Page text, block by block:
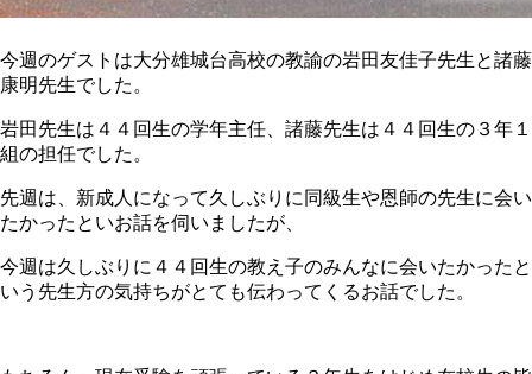
今週のゲストは大分雄城台高校の教諭の岩田友佳子先生と諸藤
康明先生でした。
岩田先生は４４回生の学年主任、諸藤先生は４４回生の３年１
組の担任でした。
先週は、新成人になって久しぶりに同級生や恩師の先生に会い
たかったといお話を伺いましたが、
今週は久しぶりに４４回生の教え子のみんなに会いたかったと
いう先生方の気持ちがとても伝わってくるお話でした。